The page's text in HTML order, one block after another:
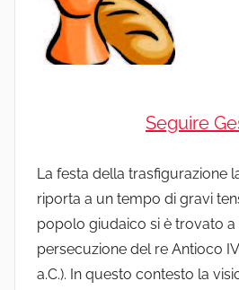
Seguire
La festa della trasfigurazione
riporta a un tempo di gravi
popolo giudaico si è trovato a
persecuzione del re Antioco
a.C.). In questo contesto la